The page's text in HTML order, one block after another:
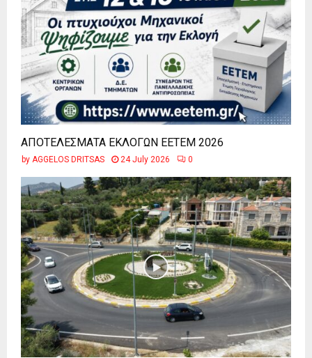
ΑΠΟΤΕΛΕΣΜΑΤΑ ΕΚΛΟΓΩΝ ΕΕΤΕΜ 2026
by AGGELOS DRITSAS 24 July 2026 0